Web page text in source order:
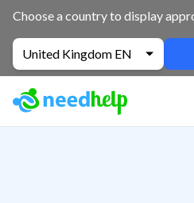
Choose a country to display
United Kingdom EN